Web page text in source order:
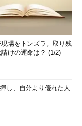
場をトンズラ。取り残
請けの運命は？ (1/2)
し、自分より優れた人